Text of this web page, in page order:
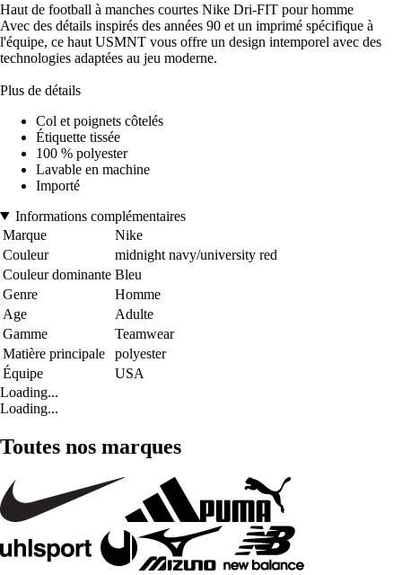
Haut de football à manches courtes Nike Dri-FIT pour homme
Avec des détails inspirés des années 90 et un imprimé spécifique à
l'équipe, ce haut USMNT vous offre un design intemporel avec des
technologies adaptées au jeu moderne.
Plus de détails
Col et poignets côtelés
Étiquette tissée
100 % polyester
Lavable en machine
Importé
Informations complémentaires
Marque
Nike
Couleur
midnight navy/university red
Couleur dominante Bleu
Genre
Homme
Age
Adulte
Gamme
Teamwear
Matière principale
polyester
Équipe
USA
Loading...
Loading...
Toutes nos marques